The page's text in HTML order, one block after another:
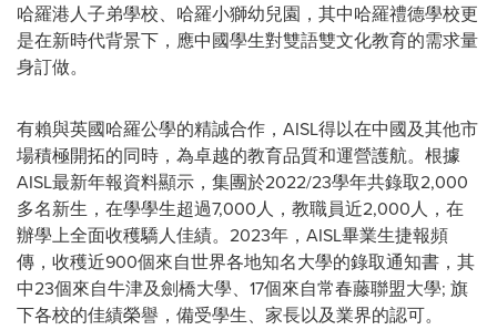
哈羅港人子弟學校、哈羅小獅幼兒園，其中哈羅禮德學校更
是在新時代背景下，應中國學生對雙語雙文化教育的需求量
身訂做。
有賴與英國哈羅公學的精誠合作，AISL得以在中國及其他市
場積極開拓的同時，為卓越的教育品質和運營護航。根據
AISL最新年報資料顯示，集團於2022/23學年共錄取2,000
多名新生，在學學生超過7,000人，教職員近2,000人，在
辦學上全面收穫驕人佳績。2023年，AISL畢業生捷報頻
傳，收穫近900個來自世界各地知名大學的錄取通知書，其
中23個來自牛津及劍橋大學、17個來自常春藤聯盟大學; 旗
下各校的佳績榮譽，備受學生、家長以及業界的認可。